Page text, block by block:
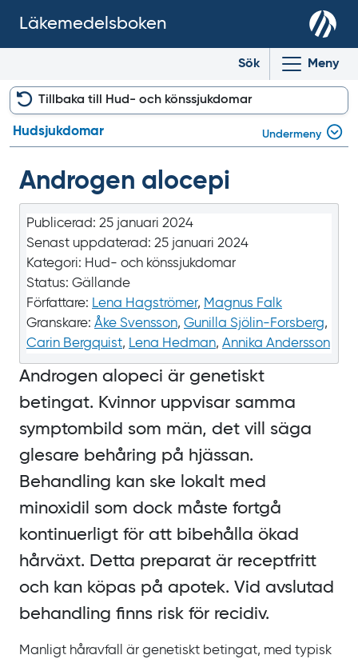
Läkemedelsboken
Sök Meny
Androgen alocepi
Publicerad: 25 januari 2024
Senast uppdaterad: 25 januari 2024
Kategori: Hud- och könssjukdomar
Status: Gällande
Författare: Lena Hagströmer, Magnus Falk
Granskare: Åke Svensson, Gunilla Sjölin-Forsberg,
Carin Bergquist, Lena Hedman, Annika Andersson
Androgen alopeci är genetiskt
betingat. Kvinnor uppvisar samma
symptombild som män, det vill säga
glesare behåring på hjässan.
Behandling kan ske lokalt med
minoxidil som dock måste fortgå
kontinuerligt för att bibehålla ökad
hårväxt. Detta preparat är receptfritt
och kan köpas på apotek. Vid avslutad
behandling finns risk för recidiv.
Manligt håravfall är genetiskt betingat, med typisk
Tillbaka till Hud- och könssjukdomar
Hudsjukdomar Undermeny